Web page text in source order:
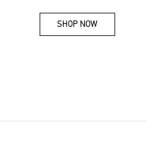
SHOP NOWLink Opens in New